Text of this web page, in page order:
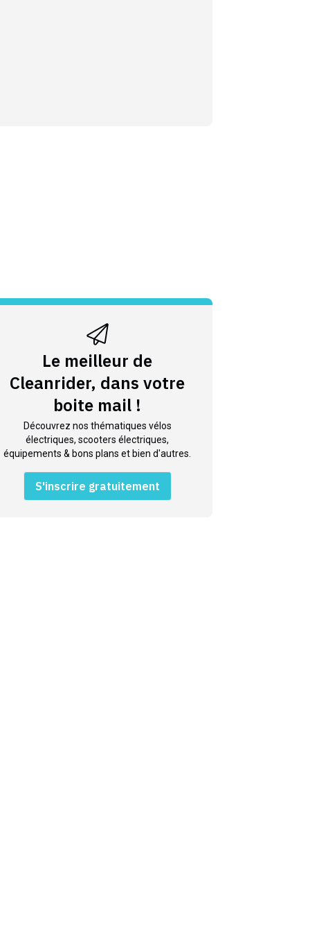
Le meilleur de
Cleanrider, dans votre
boite mail !
Découvrez nos thématiques vélos
électriques, scooters électriques,
équipements & bons plans et bien d'autres.
S'inscrire gratuitement